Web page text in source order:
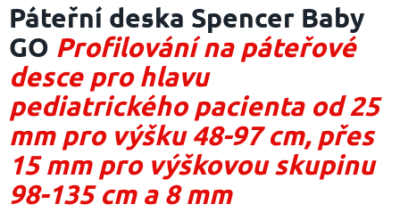
Požární
sport
Zdravotnické
vybavení
Oblečení,
obuv
a
doplňky
Páteřní deska Spencer Baby
GO Profilování na páteřové
desce pro hlavu
pediatrického pacienta od 25
mm pro výšku 48-97 cm, přes
15 mm pro výškovou skupinu
98-135 cm a 8 mm